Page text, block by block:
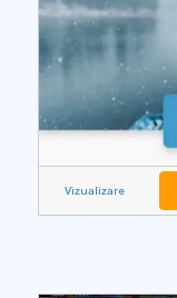
Vizualizare